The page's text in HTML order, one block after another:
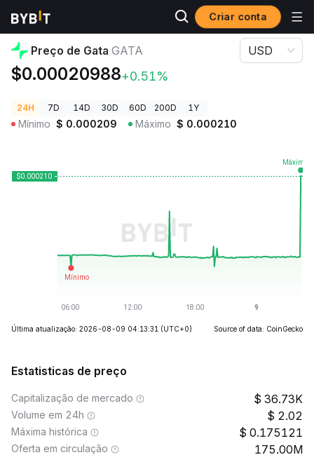
Criar conta
Preços de Criptomoedas Preço de Gata GATA
Preço de Gata GATA
$0.00020988+0.51%
USD
24H 7D 14D 30D 60D 200D 1Y
Mínimo $ 0.000209 Máximo $ 0.000210
Última atualização: 2026-08-09 04:13:31 (UTC+0) Source of data: CoinGecko
Estatisticas de preço
Capitalização de mercado 36.73K
Volume em 24h 2.02
Máxima histórica 0.175121
Oferta em circulação 175.00M